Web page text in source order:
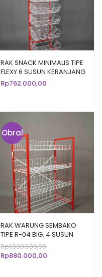
RAK SNACK MINIMALIS TIPE
FLEXY 6 SUSUN KERANJANG
Rp762.000,00
Obral
!
RAK WARUNG SEMBAKO
TIPE R-04 BIG, 4 SUSUN
KERANJANG
Rp1.030.500,00
Rp880.000,00